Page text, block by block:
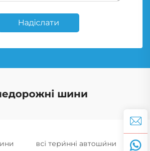
Надіслати
шини
всі тери́нні автоши́ни